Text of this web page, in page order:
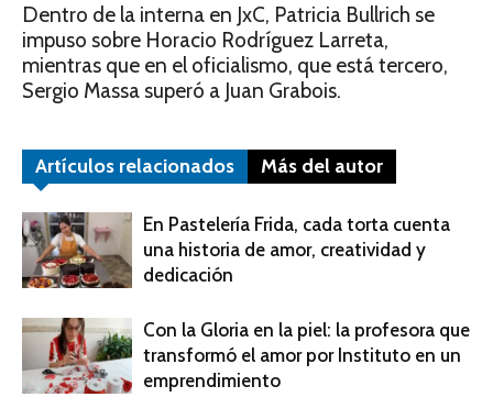
Dentro de la interna en JxC, Patricia Bullrich se
impuso sobre Horacio Rodríguez Larreta,
mientras que en el oficialismo, que está tercero,
Sergio Massa superó a Juan Grabois.
Artículos relacionados Más del autor
En Pastelería Frida, cada torta cuenta
una historia de amor, creatividad y
dedicación
Con la Gloria en la piel: la profesora que
transformó el amor por Instituto en un
emprendimiento